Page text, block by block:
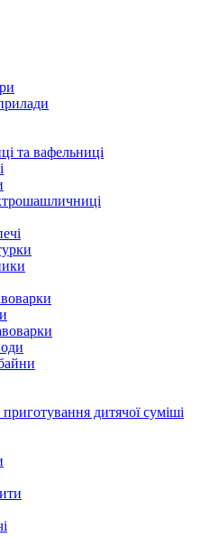
та вафельниці
дитячої суміші